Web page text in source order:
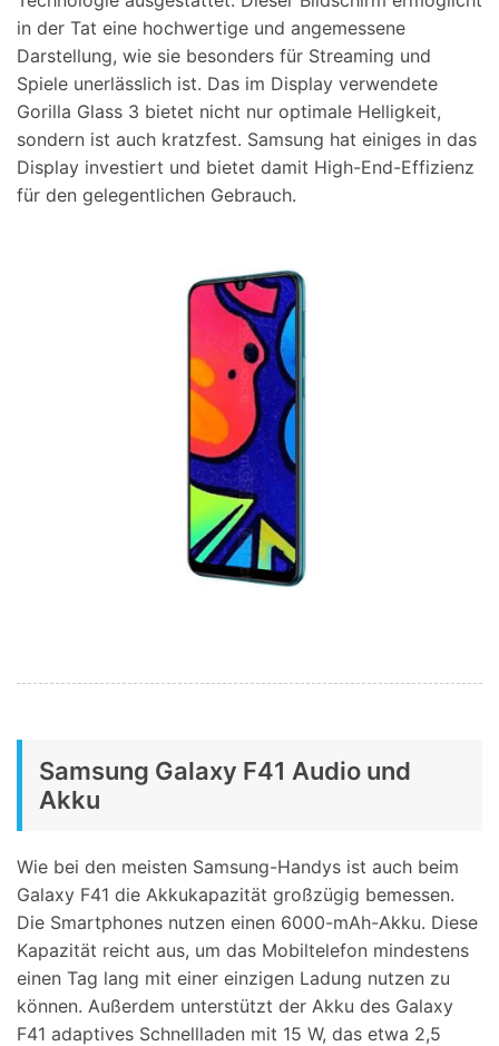
in der Tat eine hochwertige und angemessene
Darstellung, wie sie besonders für Streaming und
Spiele unerlässlich ist. Das im Display verwendete
Gorilla Glass 3 bietet nicht nur optimale Helligkeit,
sondern ist auch kratzfest. Samsung hat einiges in das
Display investiert und bietet damit High-End-Effizienz
für den gelegentlichen Gebrauch.
Samsung Galaxy F41 Audio und
Akku
Wie bei den meisten Samsung-Handys ist auch beim
Galaxy F41 die Akkukapazität großzügig bemessen.
Die Smartphones nutzen einen 6000-mAh-Akku. Diese
Kapazität reicht aus, um das Mobiltelefon mindestens
einen Tag lang mit einer einzigen Ladung nutzen zu
können. Außerdem unterstützt der Akku des Galaxy
F41 adaptives Schnellladen mit 15 W, das etwa 2,5